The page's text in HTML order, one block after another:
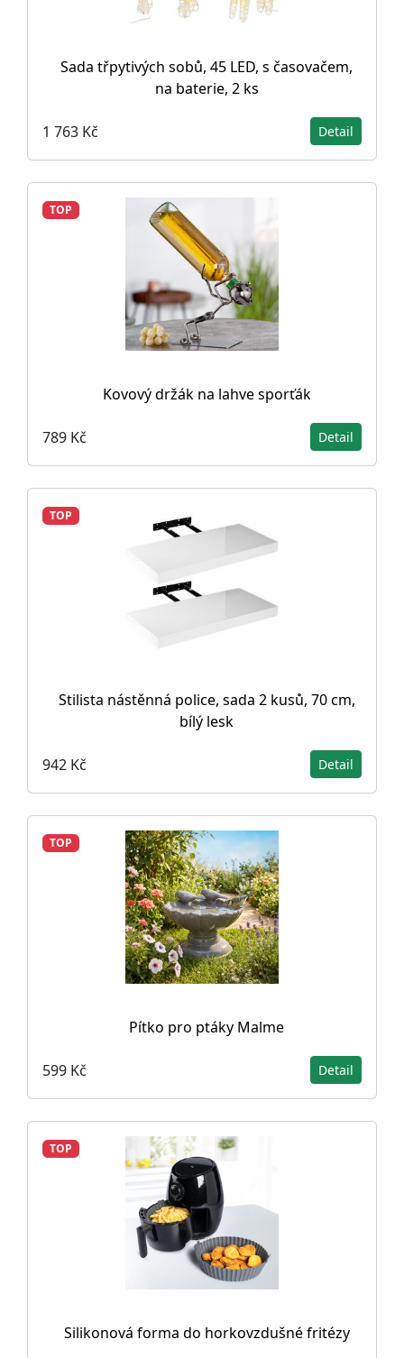
Sada třpytivých sobů, 45 LED, s časovačem,
na baterie, 2 ks
1 763 Kč Detail
TOP
Kovový držák na lahve sporťák
789 Kč Detail
TOP
Stilista nástěnná police, sada 2 kusů, 70 cm,
bílý lesk
942 Kč Detail
TOP
Pítko pro ptáky Malme
599 Kč Detail
TOP
Silikonová forma do horkovzdušné fritézy